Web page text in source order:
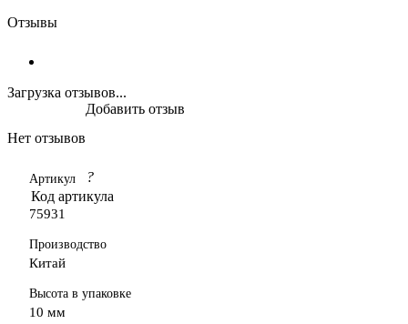
Отзывы
Загрузка отзывов...
Нет отзывов
Добавить отзыв
Артикул
?
Код артикула
75931
Производство
Китай
Высота в упаковке
10 мм